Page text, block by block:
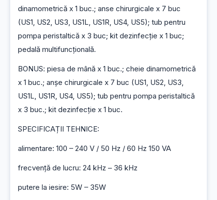
dinamometrică x 1 buc.; anse chirurgicale x 7 buc
(US1, US2, US3, US1L, US1R, US4, US5); tub pentru
pompa peristaltică x 3 buc; kit dezinfecție x 1 buc;
pedală multifuncțională.
BONUS: piesa de mână x 1 buc.; cheie dinamometrică
x 1 buc.; anșe chirurgicale x 7 buc (US1, US2, US3,
US1L, US1R, US4, US5); tub pentru pompa peristaltică
x 3 buc.; kit dezinfecție x 1 buc.
SPECIFICAȚII TEHNICE:
alimentare: 100 – 240 V / 50 Hz / 60 Hz 150 VA
frecvență de lucru: 24 kHz – 36 kHz
putere la iesire: 5W – 35W